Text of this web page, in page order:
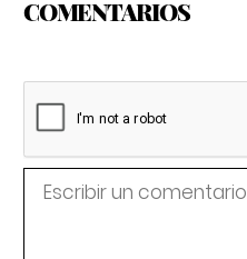
COMENTARIOS